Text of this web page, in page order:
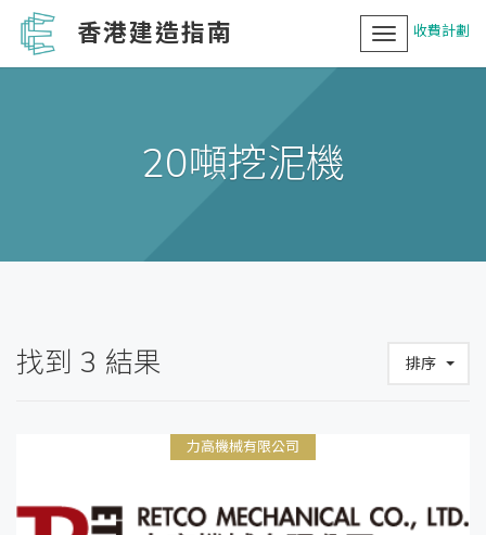
香港建造指南 收費計劃
Toggle
navigation
20噸挖泥機
找到 3 結果 排序
力高機械有限公司